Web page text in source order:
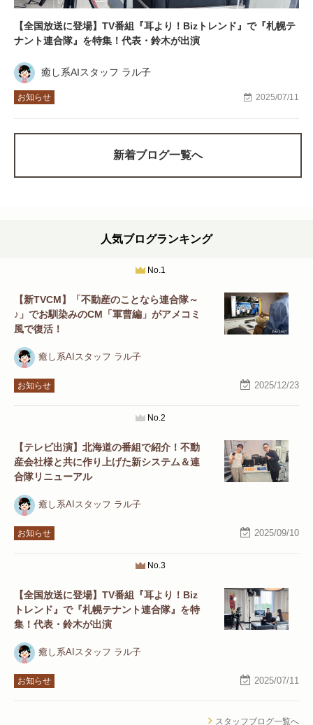
【全国放送に登場】TV番組『耳より！Bizトレンド』で『札幌テ
ナント連合隊』を特集！代表・鈴木が出演
癒し系AIスタッフ ラル子
お知らせ 2025/07/11
新着ブログ一覧へ
人気ブログランキング
No.1
【新TVCM】「不動産のことなら連合隊～
♪」でお馴染みのCM「軍曹編」がアメコミ
風で復活！
癒し系AIスタッフ ラル子
お知らせ 2025/12/23
No.2
【テレビ出演】北海道の番組で紹介！不動
産会社様と共に作り上げた新システム＆連
合隊リニューアル
癒し系AIスタッフ ラル子
お知らせ 2025/09/10
No.3
【全国放送に登場】TV番組『耳より！Biz
トレンド』で『札幌テナント連合隊』を特
集！代表・鈴木が出演
癒し系AIスタッフ ラル子
お知らせ 2025/07/11
スタッフブログ一覧へ